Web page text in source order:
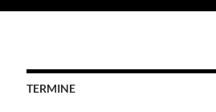
TERMINE